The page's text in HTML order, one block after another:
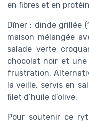
en fibres et en
Dîner : dinde grillée
maison mélangée
salade verte
chocolat noir et
frustration.
la veille, servis en
filet d’huile d’olive.
Pour soutenir ce